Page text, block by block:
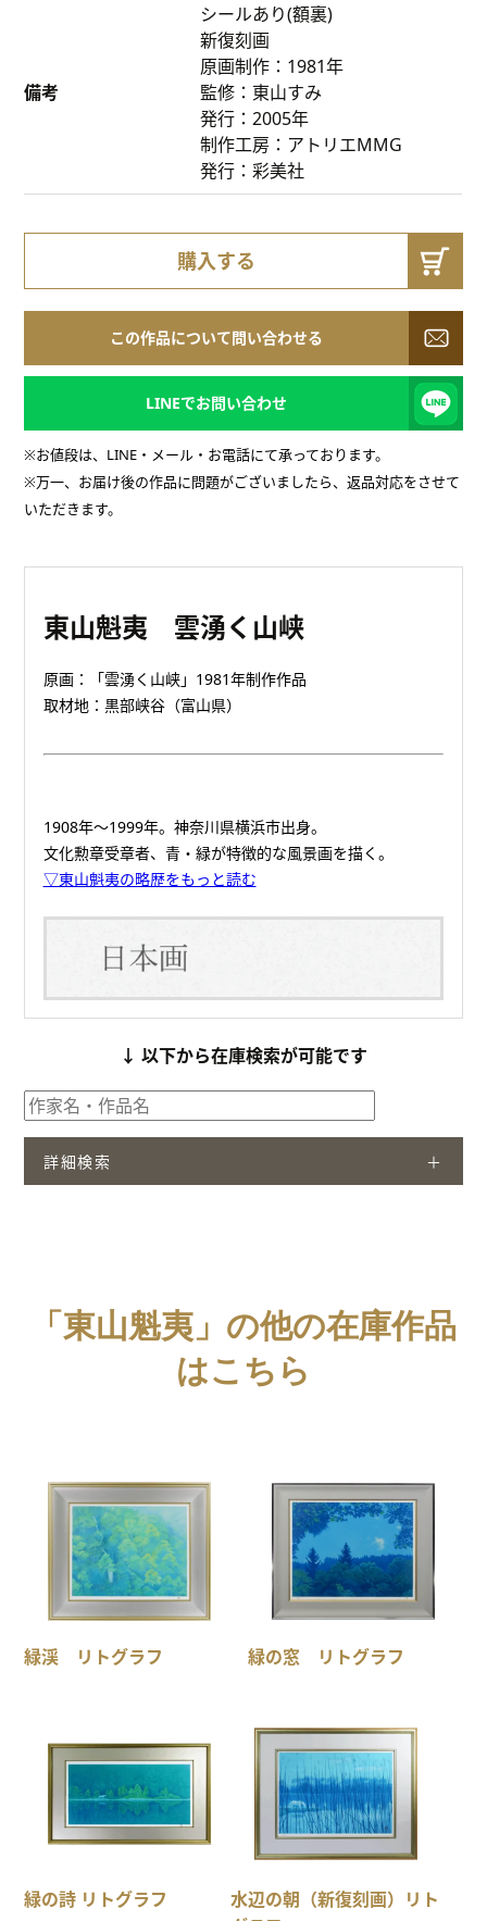
備考
シールあり(額裏)
新復刻画
原画制作：1981年
監修：東山すみ
発行：2005年
制作工房：アトリエMMG
発行：彩美社
購入する
この作品について問い合わせる
LINEでお問い合わせ
※お値段は、LINE・メール・お電話にて承っております。
※万一、お届け後の作品に問題がございましたら、返品対応をさせて
いただきます。
東山魁夷 雲湧く山峡
原画：「雲湧く山峡」1981年制作作品
取材地：黒部峡谷（富山県）
1908年～1999年。神奈川県横浜市出身。
文化勲章受章者、青・緑が特徴的な風景画を描く。
▽東山魁夷の略歴をもっと読む
↓ 以下から在庫検索が可能です
詳細検索
「東山魁夷」の他の在庫作品
はこちら
緑渓 リトグラフ 緑の窓 リトグラフ
緑の詩 リトグラフ
水辺の朝（新復刻画）リト